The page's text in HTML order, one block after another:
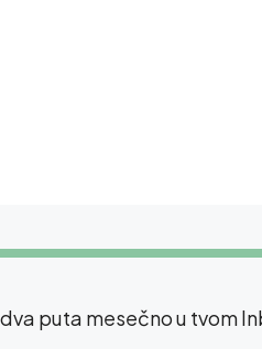
puta mesečno u tvom